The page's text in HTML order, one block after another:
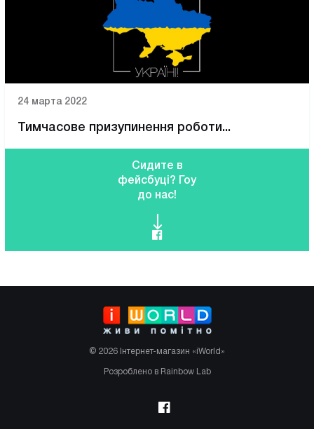
24 марта 2022
Тимчасове призупинення роботи...
Сидите в
фейсбуці? Гоу
до нас!
© 2026 Інтернет-магазин «iWorld»
Розроблено в Rainbow Lab